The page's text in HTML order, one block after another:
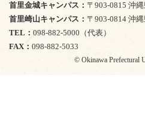
TEL
098-882-5000（代表）
FAX
098-882-5033
© Okinawa Prefectural
首里金城キャンパス
〒903-0815 沖
首里崎山キャンパス
〒903-0814 沖